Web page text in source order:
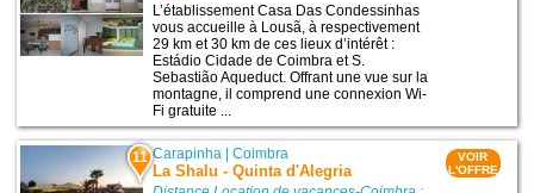
L’établissement Casa Das Condessinhas
vous accueille à Lousã, à respectivement
29 km et 30 km de ces lieux d’intérêt :
Estádio Cidade de Coimbra et S.
Sebastião Aqueduct. Offrant une vue sur la
montagne, il comprend une connexion Wi-
Fi gratuite ...
11 Carapinha |Coimbra
La Shalu - Quinta d'Alegria
VOIR
L'OFFRE